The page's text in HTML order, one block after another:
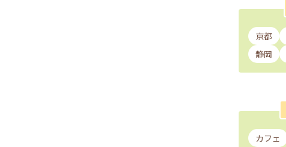
京都
静岡
カフェ